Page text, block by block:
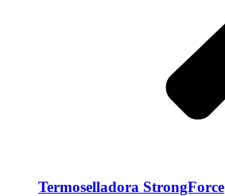
Termoselladora StrongForce